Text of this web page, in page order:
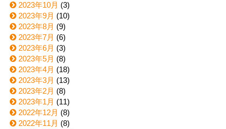
2023年10月 (3)
2023年9月 (10)
2023年8月 (9)
2023年7月 (6)
2023年6月 (3)
2023年5月 (8)
2023年4月 (18)
2023年3月 (13)
2023年2月 (8)
2023年1月 (11)
2022年12月 (8)
2022年11月 (8)